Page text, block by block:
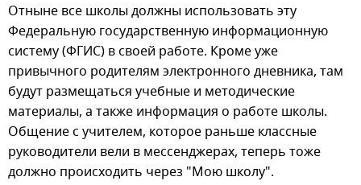
Отныне все школы должны использовать эту
Федеральную государственную информационную
систему (ФГИС) в своей работе. Кроме уже
привычного родителям электронного дневника, там
будут размещаться учебные и методические
материалы, а также информация о работе школы.
Общение с учителем, которое раньше классные
руководители вели в мессенджерах, теперь тоже
должно происходить через "Мою школу".